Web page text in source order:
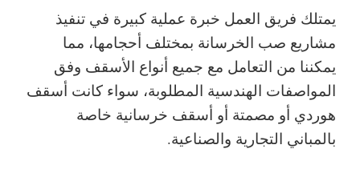
يمتلك فريق العمل خبرة عملية كبيرة في تنفيذ
مشاريع صب الخرسانة بمختلف أحجامها، مما
يمكننا من التعامل مع جميع أنواع الأسقف وفق
المواصفات الهندسية المطلوبة، سواء كانت أسقف
هوردي أو مصمتة أو أسقف خرسانية خاصة
بالمباني التجارية والصناعية.